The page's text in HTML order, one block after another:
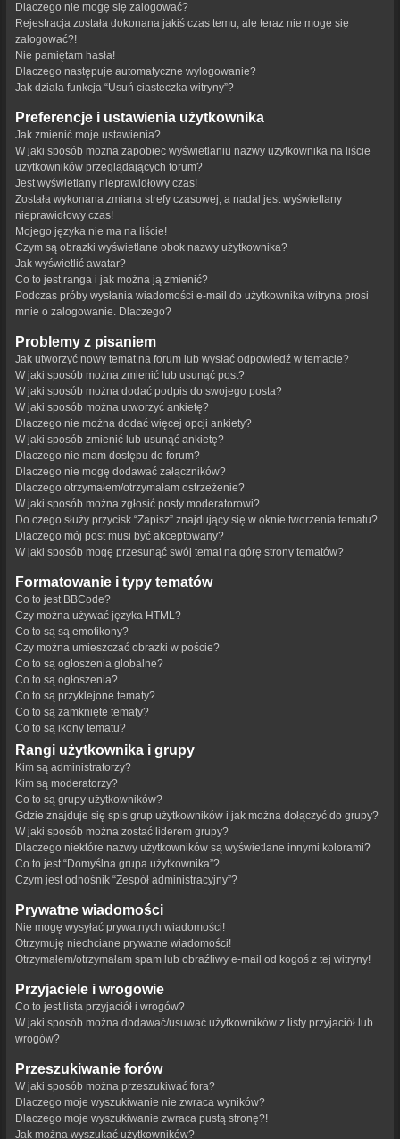
Dlaczego nie mogę się zalogować?
Rejestracja została dokonana jakiś czas temu, ale teraz nie mogę się
zalogować?!
Nie pamiętam hasła!
Dlaczego następuje automatyczne wylogowanie?
Jak działa funkcja “Usuń ciasteczka witryny”?
Preferencje i ustawienia użytkownika
Jak zmienić moje ustawienia?
W jaki sposób można zapobiec wyświetlaniu nazwy użytkownika na liście
użytkowników przeglądających forum?
Jest wyświetlany nieprawidłowy czas!
Została wykonana zmiana strefy czasowej, a nadal jest wyświetlany
nieprawidłowy czas!
Mojego języka nie ma na liście!
Czym są obrazki wyświetlane obok nazwy użytkownika?
Jak wyświetlić awatar?
Co to jest ranga i jak można ją zmienić?
Podczas próby wysłania wiadomości e-mail do użytkownika witryna prosi
mnie o zalogowanie. Dlaczego?
Problemy z pisaniem
Jak utworzyć nowy temat na forum lub wysłać odpowiedź w temacie?
W jaki sposób można zmienić lub usunąć post?
W jaki sposób można dodać podpis do swojego posta?
W jaki sposób można utworzyć ankietę?
Dlaczego nie można dodać więcej opcji ankiety?
W jaki sposób zmienić lub usunąć ankietę?
Dlaczego nie mam dostępu do forum?
Dlaczego nie mogę dodawać załączników?
Dlaczego otrzymałem/otrzymałam ostrzeżenie?
W jaki sposób można zgłosić posty moderatorowi?
Do czego służy przycisk “Zapisz” znajdujący się w oknie tworzenia tematu?
Dlaczego mój post musi być akceptowany?
W jaki sposób mogę przesunąć swój temat na górę strony tematów?
Formatowanie i typy tematów
Co to jest BBCode?
Czy można używać języka HTML?
Co to są są emotikony?
Czy można umieszczać obrazki w poście?
Co to są ogłoszenia globalne?
Co to są ogłoszenia?
Co to są przyklejone tematy?
Co to są zamknięte tematy?
Co to są ikony tematu?
Rangi użytkownika i grupy
Kim są administratorzy?
Kim są moderatorzy?
Co to są grupy użytkowników?
Gdzie znajduje się spis grup użytkowników i jak można dołączyć do grupy?
W jaki sposób można zostać liderem grupy?
Dlaczego niektóre nazwy użytkowników są wyświetlane innymi kolorami?
Co to jest “Domyślna grupa użytkownika”?
Czym jest odnośnik “Zespół administracyjny”?
Prywatne wiadomości
Nie mogę wysyłać prywatnych wiadomości!
Otrzymuję niechciane prywatne wiadomości!
Otrzymałem/otrzymałam spam lub obraźliwy e-mail od kogoś z tej witryny!
Przyjaciele i wrogowie
Co to jest lista przyjaciół i wrogów?
W jaki sposób można dodawać/usuwać użytkowników z listy przyjaciół lub
wrogów?
Przeszukiwanie forów
W jaki sposób można przeszukiwać fora?
Dlaczego moje wyszukiwanie nie zwraca wyników?
Dlaczego moje wyszukiwanie zwraca pustą stronę?!
Jak można wyszukać użytkowników?